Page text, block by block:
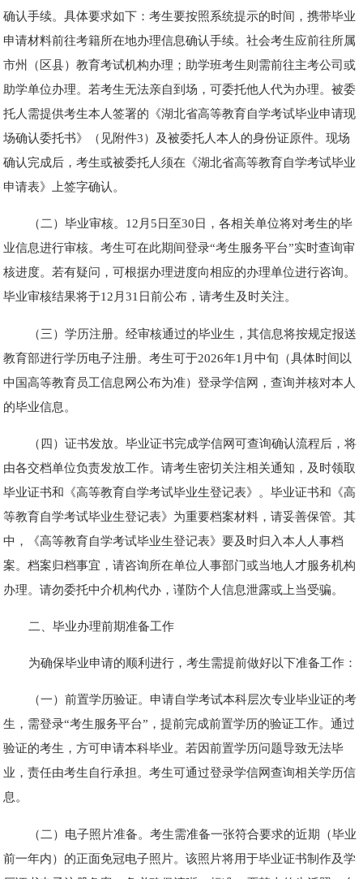
确认手续。具体要求如下：考生要按照系统提示的时间，携带毕业
申请材料前往考籍所在地办理信息确认手续。社会考生应前往所属
市州（区县）教育考试机构办理；助学班考生则需前往主考公司或
助学单位办理。若考生无法亲自到场，可委托他人代为办理。被委
托人需提供考生本人签署的《湖北省高等教育自学考试毕业申请现
场确认委托书》（见附件3）及被委托人本人的身份证原件。现场
确认完成后，考生或被委托人须在《湖北省高等教育自学考试毕业
申请表》上签字确认。
（二）毕业审核。12月5日至30日，各相关单位将对考生的毕
业信息进行审核。考生可在此期间登录“考生服务平台”实时查询审
核进度。若有疑问，可根据办理进度向相应的办理单位进行咨询。
毕业审核结果将于12月31日前公布，请考生及时关注。
（三）学历注册。经审核通过的毕业生，其信息将按规定报送
教育部进行学历电子注册。考生可于2026年1月中旬（具体时间以
中国高等教育员工信息网公布为准）登录学信网，查询并核对本人
的毕业信息。
（四）证书发放。毕业证书完成学信网可查询确认流程后，将
由各交档单位负责发放工作。请考生密切关注相关通知，及时领取
毕业证书和《高等教育自学考试毕业生登记表》。毕业证书和《高
等教育自学考试毕业生登记表》为重要档案材料，请妥善保管。其
中，《高等教育自学考试毕业生登记表》要及时归入本人人事档
案。档案归档事宜，请咨询所在单位人事部门或当地人才服务机构
办理。请勿委托中介机构代办，谨防个人信息泄露或上当受骗。
二、毕业办理前期准备工作
为确保毕业申请的顺利进行，考生需提前做好以下准备工作：
（一）前置学历验证。申请自学考试本科层次专业毕业证的考
生，需登录“考生服务平台”，提前完成前置学历的验证工作。通过
验证的考生，方可申请本科毕业。若因前置学历问题导致无法毕
业，责任由考生自行承担。考生可通过登录学信网查询相关学历信
息。
（二）电子照片准备。考生需准备一张符合要求的近期（毕业
前一年内）的正面免冠电子照片。该照片将用于毕业证书制作及学